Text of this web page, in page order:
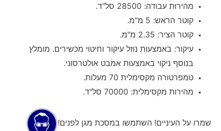
מהירות עבודה: 28500 סל"ד.
קוטר הראש: 5 מ"מ.
קוטר הציר: 2.35 מ"מ.
עיקור: באמצעות נוזל עיקור וחיטוי מכשירים. מומלץ
בנוסף ניקוי באמצעות אמבט אולטרסוני.
טמפרטורה מקסימלית 70 מעלות.
מהירות מקסימלית: 70000 סל"ד.
שמרו על העיניים! השתמשו במסכת מגן לפנים!